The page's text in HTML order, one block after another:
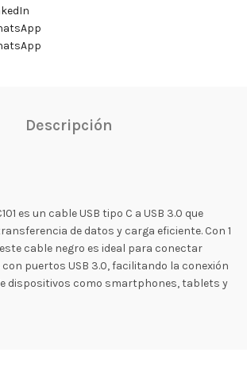
Descripción
es un cable USB tipo C a USB 3.0 que
de datos y carga eficiente. Con 1
cable negro es ideal para conectar
con puertos USB 3.0, facilitando la conexión
dispositivos como smartphones, tablets y